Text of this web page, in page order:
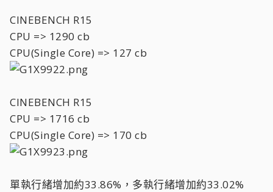
CINEBENCH R15
CPU => 1290 cb
CPU(Single Core) => 127 cb
CINEBENCH R15
CPU => 1716 cb
CPU(Single Core) => 170 cb
單執行緒增加約33.86%，多執行緒增加約33.02%